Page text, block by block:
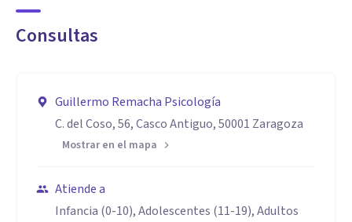
Esto implica trabajar en colaboración con el cliente para
identificar y abordar sus preocupaciones específicas,
fomento un ambiente de aceptación incondicional y
respeto hacia la persona.
Además, me comprometo a mantenerme actualizado sobre
los avances en la investigación y la práctica terapéutica
Consultas
Guillermo Remacha Psicología
C. del Coso, 56, Casco Antiguo, 50001 Zaragoza
Mostrar en el mapa
Atiende a
Infancia (0-10), Adolescentes (11-19), Adultos